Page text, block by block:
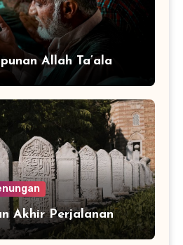
Allah Ta’ala
Akhir Perjalanan